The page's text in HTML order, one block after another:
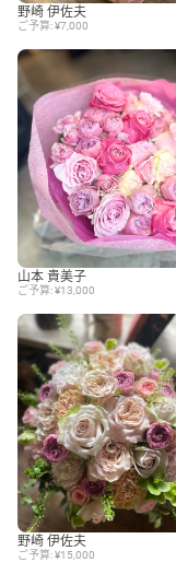
野崎 伊佐夫
ご予算: ¥7,000
山本 貴美子
ご予算: ¥13,000
野崎 伊佐夫
ご予算: ¥15,000